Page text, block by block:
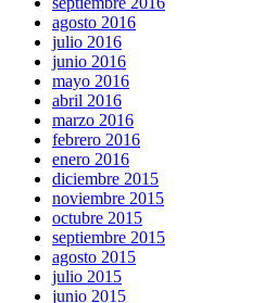
agosto 2016
julio 2016
junio 2016
mayo 2016
abril 2016
marzo 2016
febrero 2016
enero 2016
diciembre 2015
noviembre 2015
octubre 2015
septiembre 2015
agosto 2015
julio 2015
junio 2015